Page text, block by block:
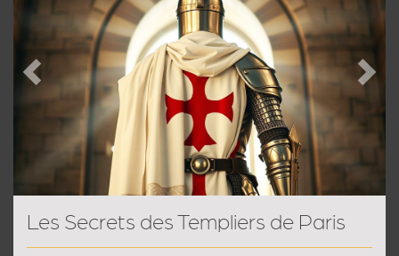
Previous Next
Les Secrets des Templiers de Paris